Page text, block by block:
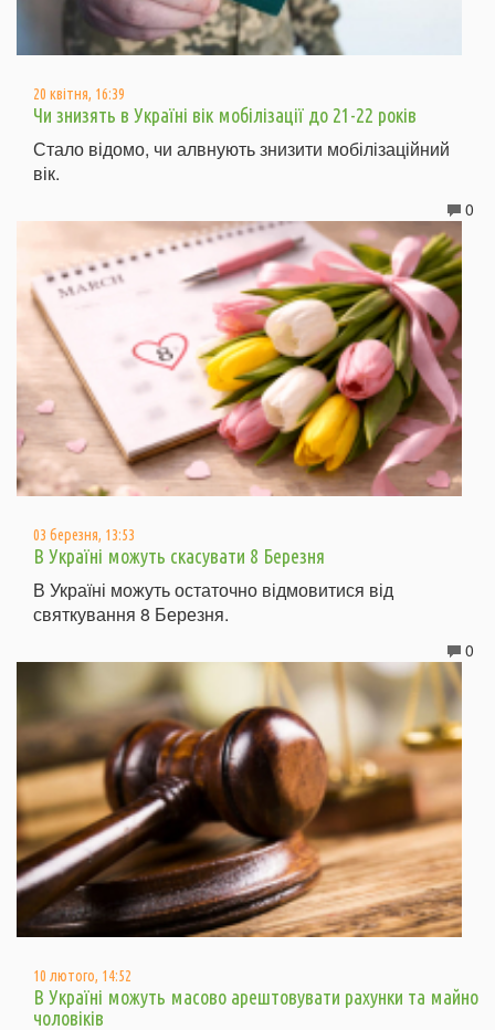
20 квітня, 16:39
Чи знизять в Україні вік мобілізації до 21-22 років
Стало відомо, чи алвнують знизити мобілізаційний
вік.
0
03 березня, 13:53
В Україні можуть скасувати 8 Березня
В Україні можуть остаточно відмовитися від
святкування 8 Березня.
0
10 лютого, 14:52
В Україні можуть масово арештовувати рахунки та майно
чоловіків